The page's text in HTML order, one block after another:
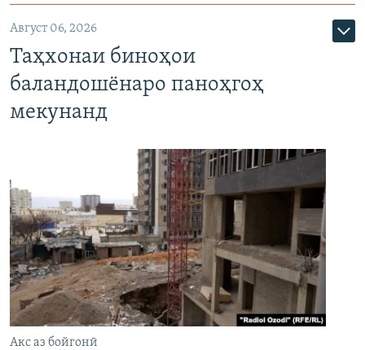
Август 06, 2026
Таҳхонаи биноҳои
баландошёнаро паноҳгоҳ
мекунанд
Акс аз бойгонӣ